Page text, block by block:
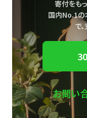
寄付をも
国内No.1の
で、
お問い